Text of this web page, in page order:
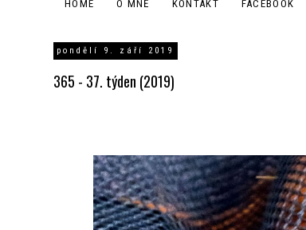
HOME O MNĚ KONTAKT FACEBOOK
pondělí 9. září 2019
365 - 37. týden (2019)